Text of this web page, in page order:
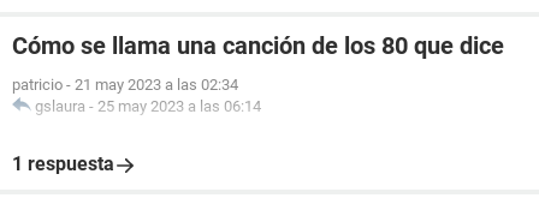
Cómo se llama una canción de los 80 que dice
patricio - 21 may 2023 a las 02:34
gslaura - 25 may 2023 a las 06:14
1 respuesta